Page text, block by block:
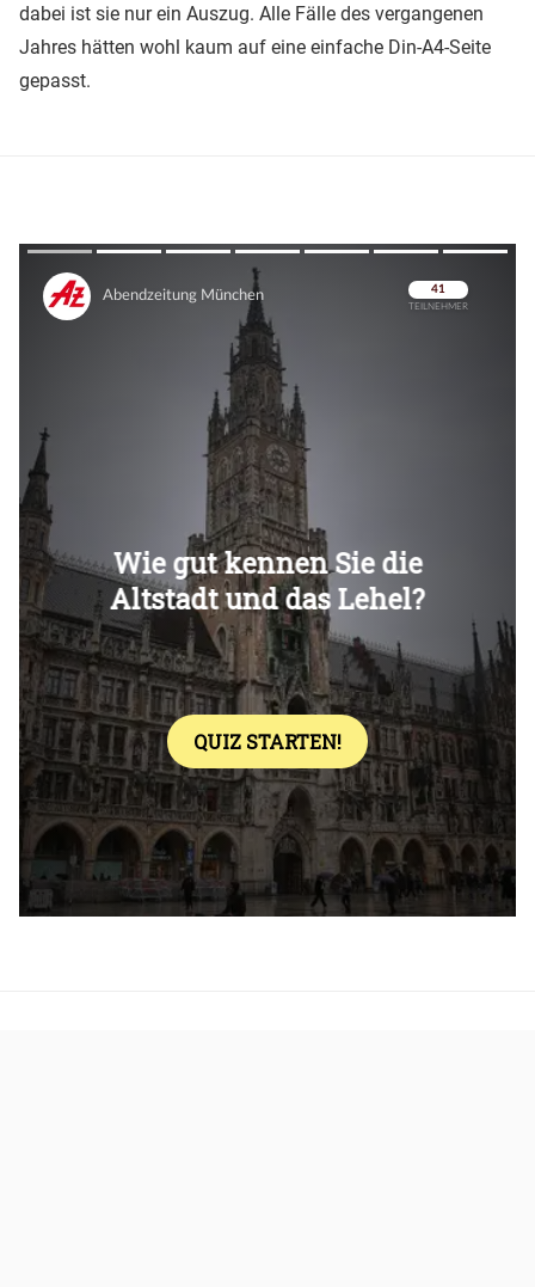
dabei ist sie nur ein Auszug. Alle Fälle des vergangenen
Jahres hätten wohl kaum auf eine einfache Din-A4-Seite
gepasst.
Überspringen
Überspringen